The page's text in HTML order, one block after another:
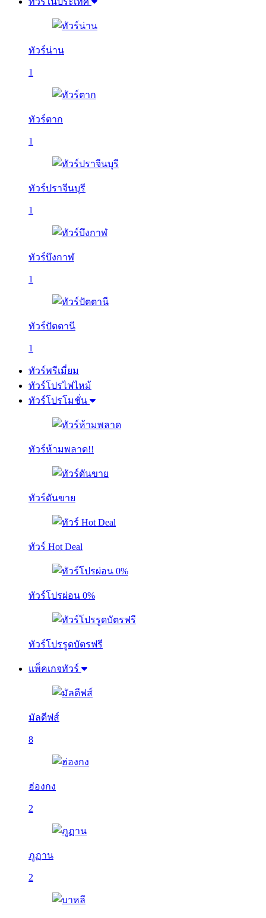
ทัวร์น่าน
1
ทัวร์ตาก
1
ทัวร์ปราจีนบุรี
1
ทัวร์บึงกาฬ
1
ทัวร์ปัตตานี
1
ทัวร์พรีเมี่ยม
ทัวร์โปรไฟไหม้
ทัวร์โปรโมชั่น
ทัวร์ห้ามพลาด!!
ทัวร์ดันขาย
ทัวร์ Hot Deal
ทัวร์โปรผ่อน 0%
ทัวร์โปรรูดบัตรฟรี
แพ็คเกจทัวร์
มัลดีฟส์
8
ฮ่องกง
2
ภูฏาน
2